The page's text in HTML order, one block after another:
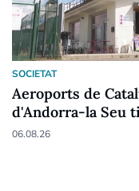
SOCIETAT
Aeroports de
d'Andorra-la Seu
fronterer Schengen
06.08.26